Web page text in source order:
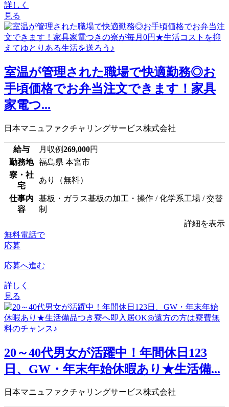
詳しく
見る
室温が管理された職場で快適勤務◎お
手頃価格でお弁当注文できます！家具
家電つ...
日本マニュファクチャリングサービス株式会社
給与 月収例269,000円
勤務地
福島県 本宮市
寮・社
宅
あり（無料）
仕事内
容
基板・ガラス基板の加工・操作 / 化学系工場 / 交替
制
詳細を表示
無料電話で
応募
応募へ進む
詳しく
見る
20～40代男女が活躍中！年間休日123
日、GW・年末年始休暇あり★生活備...
日本マニュファクチャリングサービス株式会社